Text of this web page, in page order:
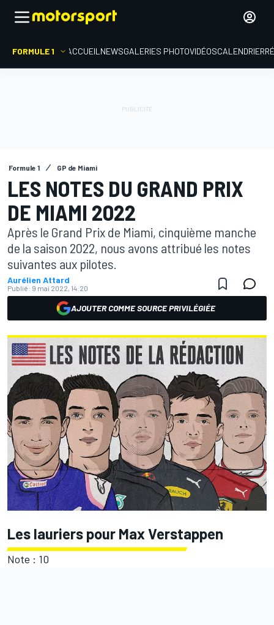
FORMULE 1 ACCUEIL NEWSGALERIES PHOTOVIDÉOSCALENDRIER
Formule 1 GP de Miami
LES NOTES DU GRAND PRIX
DE MIAMI 2022
Après le Grand Prix de Miami, cinquième manche
de la saison 2022, nous avons attribué les notes
suivantes aux pilotes.
Aurélien Attard
Publié: 9 mai 2022, 14:20
AJOUTER COMME SOURCE PRIVILÉGIÉE
Les lauriers pour Max Verstappen
Note : 10